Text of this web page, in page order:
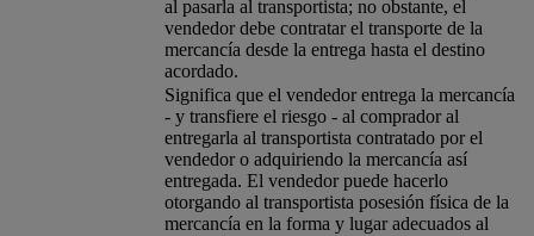
al pasarla al transportista; no obstante, el
vendedor debe contratar el transporte de la
mercancía desde la entrega hasta el destino
acordado.
Significa que el vendedor entrega la mercancía
- y transfiere el riesgo - al comprador al
entregarla al transportista contratado por el
vendedor o adquiriendo la mercancía así
entregada. El vendedor puede hacerlo
otorgando al transportista posesión física de la
mercancía en la forma y lugar adecuados al